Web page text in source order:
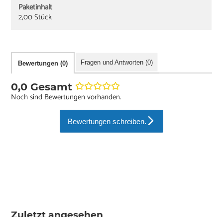
Paketinhalt
2,00 Stück
Bewertungen (0) Fragen und Antworten (0)
0,0 Gesamt
Noch sind Bewertungen vorhanden.
Bewertungen schreiben.